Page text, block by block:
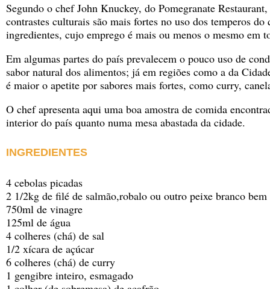
Segundo o chef John Knuckey, do Pomegranate
contrastes culturais são mais fortes no uso dos temperos do
ingredientes, cujo emprego é mais ou menos o mesmo em
Em algumas partes do país prevalecem o pouco uso de
sabor natural dos alimentos; já em regiões como a da
é maior o apetite por sabores mais fortes, como curry,
O chef apresenta aqui uma boa amostra de comida
interior do país quanto numa mesa abastada da cidade.
INGREDIENTES
4 cebolas picadas
2 1/2kg de filé de salmão,robalo ou outro peixe branco
750ml de vinagre
125ml de água
4 colheres (chá) de sal
1/2 xícara de açúcar
6 colheres (chá) de curry
1 gengibre inteiro, esmagado